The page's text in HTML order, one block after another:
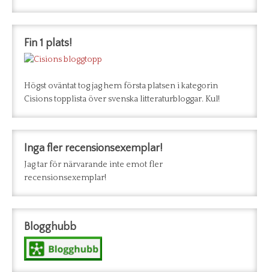
Fin 1 plats!
Högst oväntat tog jag hem första platsen i kategorin
Cisions topplista över svenska litteraturbloggar. Kul!
Inga fler recensionsexemplar!
Jag tar för närvarande inte emot fler
recensionsexemplar!
Blogghubb